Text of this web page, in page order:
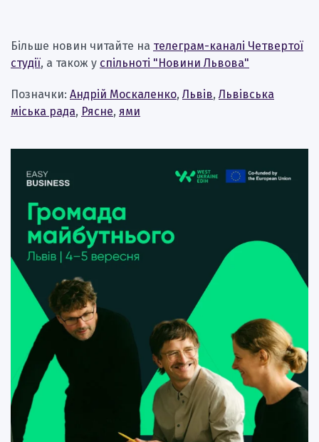
Більше новин читайте на телеграм-каналі Четвертої
студії, а також у спільноті "Новини Львова"
Позначки: Андрій Москаленко, Львів, Львівська
міська рада, Рясне, ями